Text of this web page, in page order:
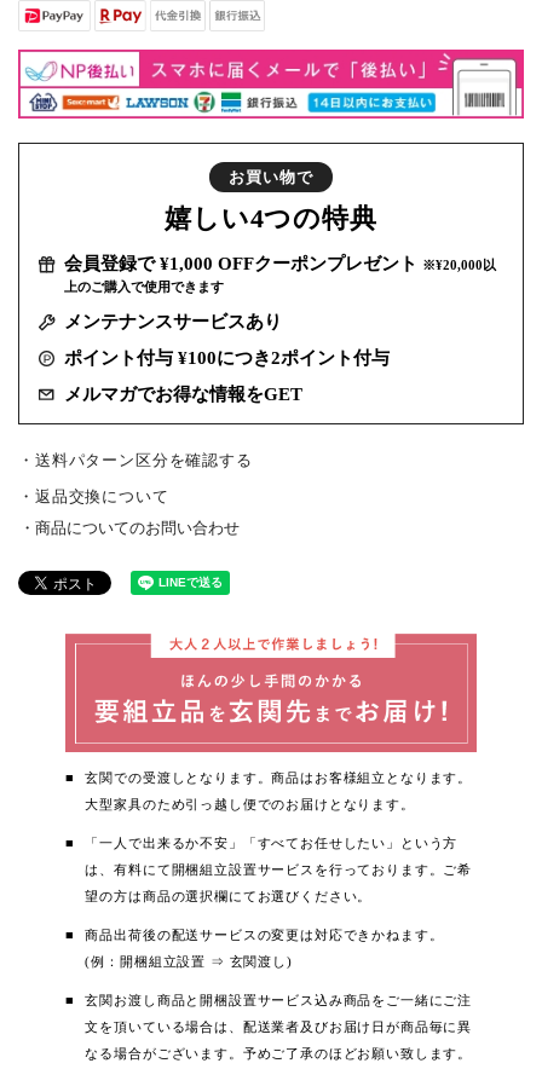
お買い物で
嬉しい4つの特典
会員登録で ¥1,000 OFFクーポンプレゼント
※¥20,000以
上のご購入で使用できます
メンテナンスサービスあり
ポイント付与 ¥100につき2ポイント付与
メルマガでお得な情報をGET
・送料パターン区分を確認する
返品交換について
商品についてのお問い合わせ
玄関での受渡しとなります。商品はお客様組立となります。
大型家具のため引っ越し便でのお届けとなります。
「一人で出来るか不安」「すべてお任せしたい」という方
は、有料にて開梱組立設置サービスを行っております。ご希
望の方は商品の選択欄にてお選びください。
商品出荷後の配送サービスの変更は対応できかねます。
(例：開梱組立設置 ⇒ 玄関渡し)
玄関お渡し商品と開梱設置サービス込み商品をご一緒にご注
文を頂いている場合は、配送業者及びお届け日が商品毎に異
なる場合がございます。予めご了承のほどお願い致します。